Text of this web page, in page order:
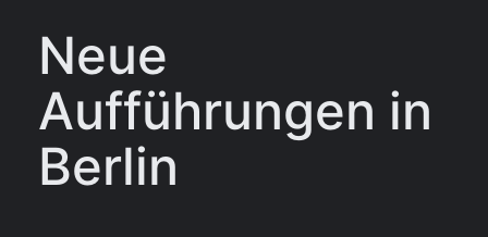
Neue
Aufführungen in
Berlin